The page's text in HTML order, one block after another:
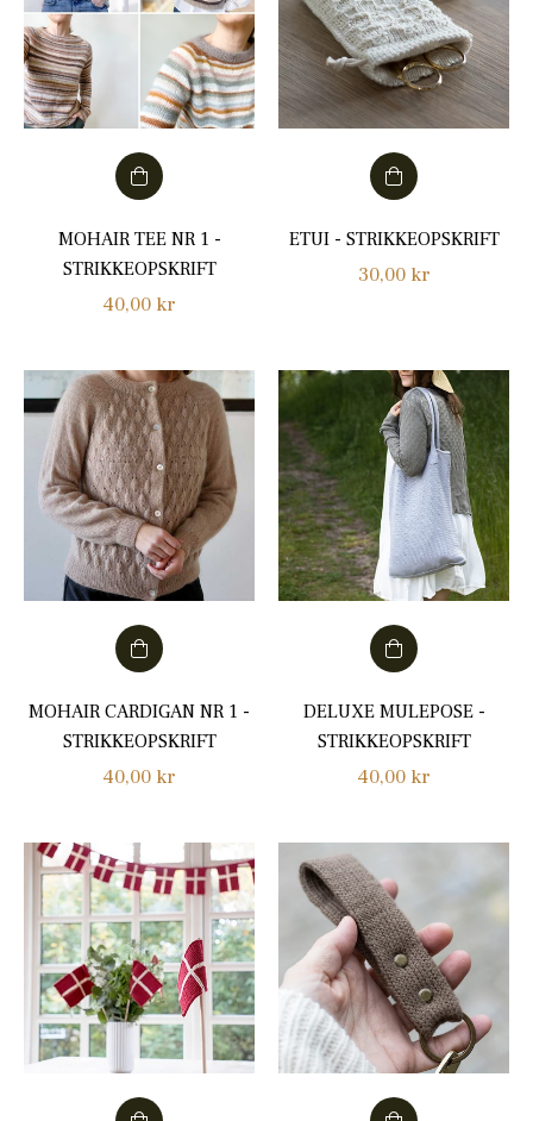
MOHAIR TEE NR 1 -
STRIKKEOPSKRIFT
Normalpris
40,00 kr
ETUI - STRIKKEOPSKRIFT
Normalpris
30,00 kr
MOHAIR CARDIGAN NR 1 -
STRIKKEOPSKRIFT
Normalpris
40,00 kr
DELUXE MULEPOSE -
STRIKKEOPSKRIFT
Normalpris
40,00 kr